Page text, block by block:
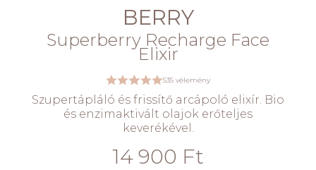
BERRY
Superberry Recharge Face
Elixir
535 vélemény
Szupertápláló és frissítő arcápoló elixír. Bio
és enzimaktivált olajok erőteljes
keverékével.
14 900 Ft